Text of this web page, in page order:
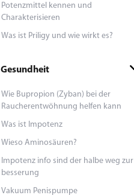
Potenzmittel kennen und
Charakterisieren
Was ist Priligy und wie wirkt es?
Gesundheit
Wie Bupropion (Zyban) bei der
Raucherentwöhnung helfen kann
Was ist Impotenz
Wieso Aminosäuren?
Impotenz info sind der halbe weg zur
besserung
Vakuum Penispumpe